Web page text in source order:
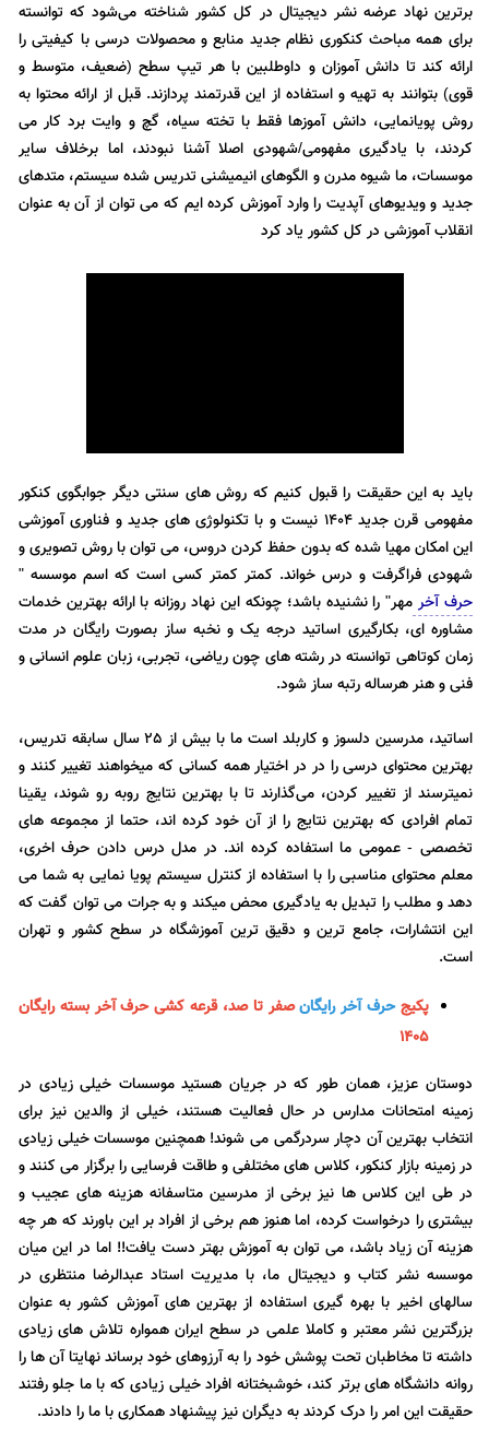
برترین نهاد عرضه نشر دیجیتال در کل کشور شناخته می‌شود که توانسته
برای همه مباحث کنکوری نظام جدید منابع و محصولات درسی با کیفیتی را
ارائه کند تا دانش آموزان و داوطلبین با هر تیپ سطح (ضعیف، متوسط و
قوی) بتوانند به تهیه و استفاده از این قدرتمند پردازند. قبل از ارائه محتوا به
روش پویانمایی، دانش آموزها فقط با تخته سیاه، گچ و وایت برد کار می
کردند، با یادگیری مفهومی/شهودی اصلا آشنا نبودند، اما برخلاف سایر
موسسات، ما شیوه مدرن و الگوهای انیمیشنی تدریس شده سیستم، متدهای
جدید و ویدیوهای آپدیت را وارد آموزش کرده ایم که می توان از آن به عنوان
انقلاب آموزشی در کل کشور یاد کرد
باید به این حقیقت را قبول کنیم که روش های سنتی دیگر جوابگوی کنکور
مفهومی قرن جدید 1404 نیست و با تکنولوژی های جدید و فناوری آموزشی
این امکان مهیا شده که بدون حفظ کردن دروس، می توان با روش تصویری و
شهودی فراگرفت و درس خواند. کمتر کمتر کسی است که اسم موسسه "
حرف آخرمهر" را نشنیده باشد؛ چونکه این نهاد روزانه با ارائه بهترین خدمات
مشاوره ای، بکارگیری اساتید درجه یک و نخبه ساز بصورت رایگان در مدت
زمان کوتاهی توانسته در رشته های چون ریاضی، تجربی، زبان علوم انسانی و
فنی و هنر هرساله رتبه ساز شود.
اساتید، مدرسین دلسوز و کاربلد است ما با بیش از 25 سال سابقه تدریس،
بهترین محتوای درسی را در در اختیار همه کسانی که میخواهند تغییر کنند و
نمیترسند از تغییر کردن، می‌گذارند تا با بهترین نتایج روبه رو شوند، یقینا
تمام افرادی که بهترین نتایج را از آن خود کرده اند، حتما از مجموعه های
تخصصی - عمومی ما استفاده کرده اند. در مدل درس دادن حرف اخری،
معلم محتوای مناسبی را با استفاده از کنترل سیستم پویا نمایی به شما می
دهد و مطلب را تبدیل به یادگیری محض میکند و به جرات می توان گفت که
این انتشارات، جامع ترین و دقیق ترین آموزشگاه در سطح کشور و تهران
است.
پکیجحرف آخر رایگانصفر تا صد،قرعه کشی حرف آخر بسته رایگان
1405
دوستان عزیز، همان طور که در جریان هستید موسسات خیلی زیادی در
زمینه امتحانات مدارس در حال فعالیت هستند، خیلی از والدین نیز برای
انتخاب بهترین آن دچار سردرگمی می شوند! همچنین موسسات خیلی زیادی
در زمینه بازار کنکور، کلاس های مختلفی و طاقت فرسایی را برگزار می کنند و
در طی این کلاس ها نیز برخی از مدرسین متاسفانه هزینه های عجیب و
بیشتری را درخواست کرده، اما هنوز هم برخی از افراد بر این باورند که هر چه
هزینه آن زیاد باشد، می توان به آموزش بهتر دست یافت!! اما در این میان
موسسه نشر کتاب و دیجیتال ما، با مدیریت استاد عبدالرضا منتظری در
سالهای اخیر با بهره گیری استفاده از بهترین های آموزش کشور به عنوان
بزرگترین نشر معتبر و کاملا علمی در سطح ایران همواره تلاش های زیادی
داشته تا مخاطبان تحت پوشش خود را به آرزوهای خود برساند نهایتا آن ها را
روانه دانشگاه های برتر کند، خوشبختانه افراد خیلی زیادی که با ما جلو رفتند
حقیقت این امر را درک کردند به دیگران نیز پیشنهاد همکاری با ما را دادند.